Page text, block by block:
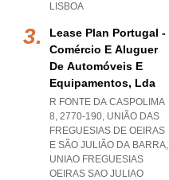
LISBOA
Lease Plan Portugal -
Comércio E Aluguer
De Automóveis E
Equipamentos, Lda
R FONTE DA CASPOLIMA
8, 2770-190, UNIÃO DAS
FREGUESIAS DE OEIRAS
E SÃO JULIÃO DA BARRA,
UNIAO FREGUESIAS
OEIRAS SAO JULIAO